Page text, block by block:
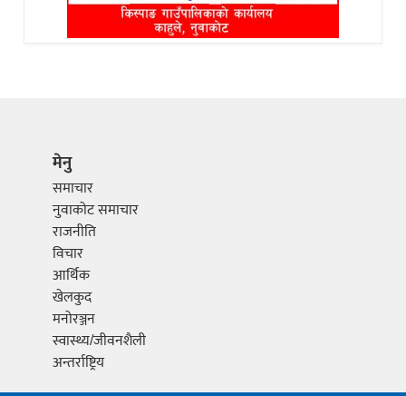
मेनु
समाचार
नुवाकोट समाचार
राजनीति
विचार
आर्थिक
खेलकुद
मनोरञ्जन
स्वास्थ्य/जीवनशैली
अन्तर्राष्ट्रिय